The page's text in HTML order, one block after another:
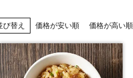
び替え 価格が安い順 価格が高い順